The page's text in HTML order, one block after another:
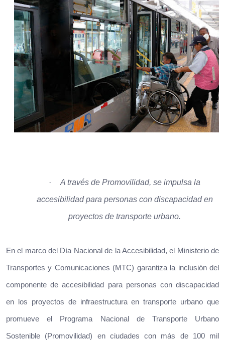
·
A través de Promovilidad, se impulsa la
accesibilidad para personas con discapacidad en
proyectos de transporte urbano.
En el marco del Día Nacional de la Accesibilidad, el Ministerio de
Transportes y Comunicaciones (MTC) garantiza la inclusión del
componente de accesibilidad para personas con discapacidad
en los proyectos de infraestructura en transporte urbano que
promueve el Programa Nacional de Transporte Urbano
Sostenible (Promovilidad) en ciudades con más de 100 mil